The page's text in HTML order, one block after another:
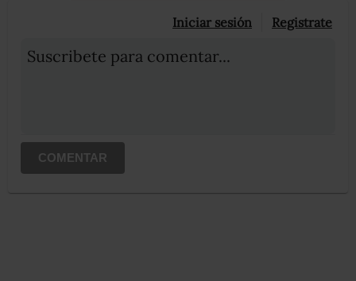
Iniciar sesión Registrate
Suscribete para comentar...
COMENTAR